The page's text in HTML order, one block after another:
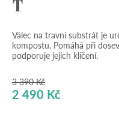
T
Válec na travní substrát je
kompostu. Pomáhá při
podporuje jejich klíčení.
3 390Kč
Původní
2 490 Kč